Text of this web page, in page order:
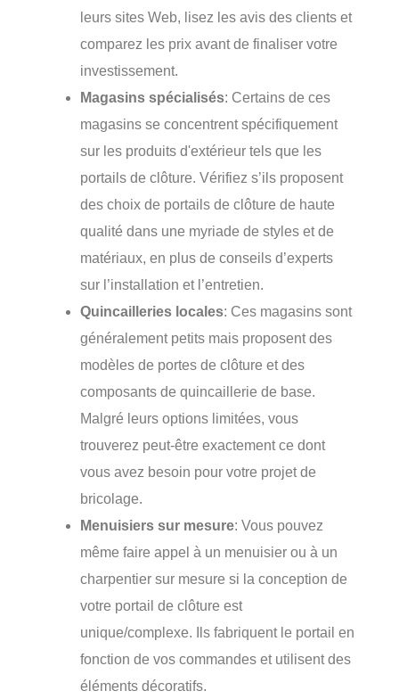
leurs sites Web, lisez les avis des clients et
comparez les prix avant de finaliser votre
investissement.
Magasins spécialisés: Certains de ces
magasins se concentrent spécifiquement
sur les produits d'extérieur tels que les
portails de clôture. Vérifiez s’ils proposent
des choix de portails de clôture de haute
qualité dans une myriade de styles et de
matériaux, en plus de conseils d’experts
sur l’installation et l’entretien.
Quincailleries locales: Ces magasins sont
généralement petits mais proposent des
modèles de portes de clôture et des
composants de quincaillerie de base.
Malgré leurs options limitées, vous
trouverez peut-être exactement ce dont
vous avez besoin pour votre projet de
bricolage.
Menuisiers sur mesure: Vous pouvez
même faire appel à un menuisier ou à un
charpentier sur mesure si la conception de
votre portail de clôture est
unique/complexe. Ils fabriquent le portail en
fonction de vos commandes et utilisent des
éléments décoratifs.